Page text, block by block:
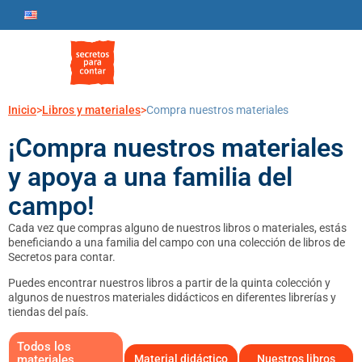
Inicio>Libros y materiales>Compra nuestros materiales
¡Compra nuestros materiales
y apoya a una familia del
campo!
Cada vez que compras alguno de nuestros libros o materiales, estás
beneficiando a una familia del campo con una colección de libros de
Secretos para contar.
Puedes encontrar nuestros libros a partir de la quinta colección y
algunos de nuestros materiales didácticos en diferentes librerías y
tiendas del país.
Todos los
Material didáctico Nuestros libros